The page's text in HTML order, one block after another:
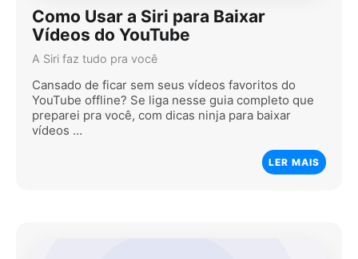
Como Usar a Siri para Baixar
Vídeos do YouTube
A Siri faz tudo pra você
Cansado de ficar sem seus vídeos favoritos do
YouTube offline? Se liga nesse guia completo que
preparei pra você, com dicas ninja para baixar
vídeos …
LER MAIS